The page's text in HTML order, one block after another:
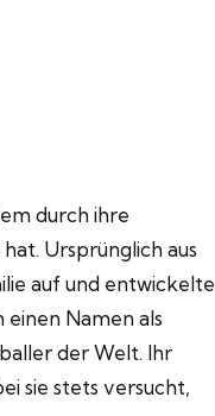
durch ihre
Ursprünglich aus
auf und entwickelte
Namen als
der Welt. Ihr
sie stets versucht,